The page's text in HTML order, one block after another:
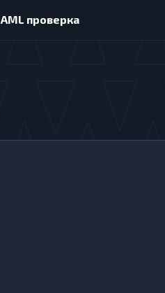
AML проверка